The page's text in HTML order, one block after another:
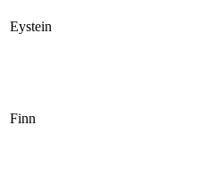
Eystein
Finn